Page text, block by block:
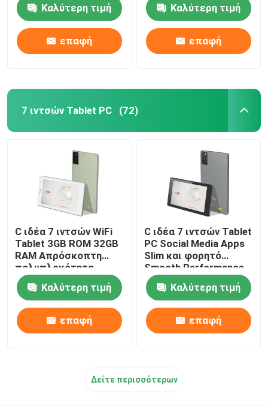
Προεγκατεστημένη
CM80Red
Καλύτερη τιμή
επαφή
αποθήκευση HD Διπλή
κάμερα 2MP + 2MP
CM80 Κίτρινο
Καλύτερη τιμή
επαφή
7 ιντσών Tablet PC (72)
C ιδέα 7 ιντσών WiFi
Tablet 3GB ROM 32GB
RAM Απρόσκοπτη
πολυπλοκότητα
1024x600 IPS οθόνη
ανταποκρινόμενο
άγγιγμα CM520
Καλύτερη τιμή
επαφή
C ιδέα 7 ιντσών Tablet
PC Social Media Apps
Slim και φορητό
Smooth Performance
Δύο κάμερες
ευαισθησία αφής
CM520
Καλύτερη τιμή
επαφή
Δείτε περισσότερων